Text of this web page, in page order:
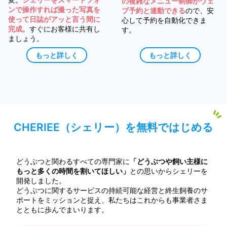
ンで操作すれば撮った写真を
使って日誌がアッと言う間に
完成。すぐにお客様に共有し
ましょう。
もっと詳しく
ブ予約と連動できるので、安
心して予約を自動化できま
す。
もっと詳しく
CHERIEE（シェリー）を無料ではじめる
どうぶつと関わるすべての専門家に 「どうぶつや飼い主様に
もっと多くの時間を割いてほしい」 との思いからシェリーを
開発しました。
どうぶつに関するサービスの持続可能な経営と終生飼養のサ
ポートをミッションと捉え、私たちはこれからも事業者さま
とともに歩んでまいります。